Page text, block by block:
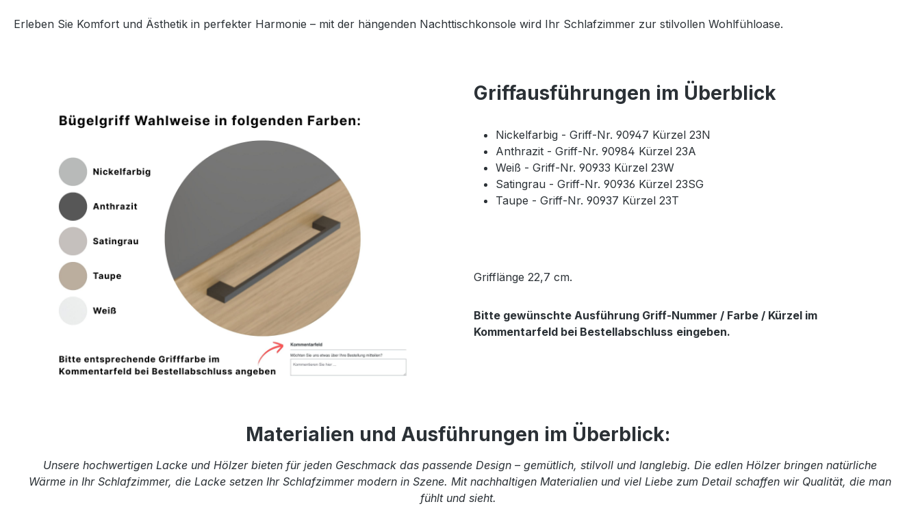
Erleben Sie Komfort und Ästhetik in perfekter Harmonie – mit der hängenden Nachttischkonsole wird Ihr Schlafzimmer zur stilvollen Wohlfühloase.
Griffausführungen im Überblick
Nickelfarbig - Griff-Nr. 90947 Kürzel 23N
Anthrazit - Griff-Nr. 90984 Kürzel 23A
Weiß - Griff-Nr. 90933 Kürzel 23W
Satingrau - Griff-Nr. 90936 Kürzel 23SG
Taupe - Griff-Nr. 90937 Kürzel 23T
Grifflänge 22,7 cm.
Bitte gewünschte Ausführung Griff-Nummer / Farbe / Kürzel im
Kommentarfeld bei Bestellabschluss eingeben.
Materialien und Ausführungen im Überblick:
Unsere hochwertigen Lacke und Hölzer bieten für jeden Geschmack das passende Design – gemütlich, stilvoll und langlebig. Die edlen Hölzer bringen natürliche
Wärme in Ihr Schlafzimmer, die Lacke setzen Ihr Schlafzimmer modern in Szene. Mit nachhaltigen Materialien und viel Liebe zum Detail schaffen wir Qualität, die man
fühlt und sieht.